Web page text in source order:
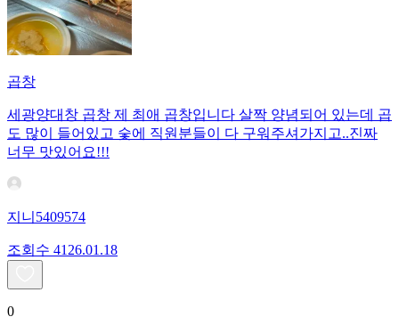
곱창
세광양대창 곱창 제 최애 곱창입니다 살짝 양념되어 있는데 곱
도 많이 들어있고 숯에 직원분들이 다 구워주셔가지고..진짜
너무 맛있어요!!!
지니5409574
조회수 41 26.01.18
0